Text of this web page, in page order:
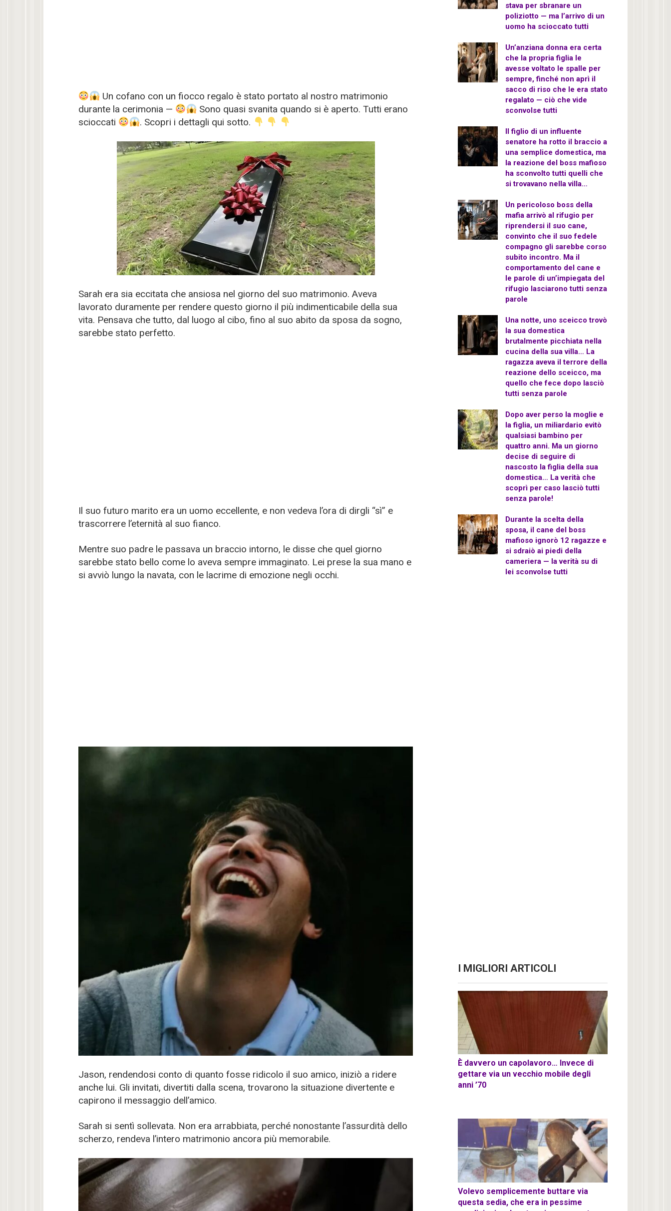
Un cofano con un fiocco regalo è stato portato al nostro matrimonio
durante la cerimonia —
Sono quasi svanita quando si è aperto. Tutti erano
scioccati
. Scopri i dettagli qui sotto.
Sarah era sia eccitata che ansiosa nel giorno del suo matrimonio. Aveva
lavorato duramente per rendere questo giorno il più indimenticabile della sua
vita. Pensava che tutto, dal luogo al cibo, fino al suo abito da sposa da sogno,
sarebbe stato perfetto.
Il suo futuro marito era un uomo eccellente, e non vedeva l’ora di dirgli “sì” e
trascorrere l’eternità al suo fianco.
Mentre suo padre le passava un braccio intorno, le disse che quel giorno
sarebbe stato bello come lo aveva sempre immaginato. Lei prese la sua mano e
si avviò lungo la navata, con le lacrime di emozione negli occhi.
Jason, rendendosi conto di quanto fosse ridicolo il suo amico, iniziò a ridere
anche lui. Gli invitati, divertiti dalla scena, trovarono la situazione divertente e
capirono il messaggio dell’amico.
Sarah si sentì sollevata. Non era arrabbiata, perché nonostante l’assurdità dello
scherzo, rendeva l’intero matrimonio ancora più memorabile.
stava per sbranare un
poliziotto — ma l’arrivo di un
uomo ha scioccato tutti
Un’anziana donna era certa
che la propria figlia le
avesse voltato le spalle per
sempre, finché non aprì il
sacco di riso che le era stato
regalato — ciò che vide
sconvolse tutti
Il figlio di un influente
senatore ha rotto il braccio a
una semplice domestica, ma
la reazione del boss mafioso
ha sconvolto tutti quelli che
si trovavano nella villa…
Un pericoloso boss della
mafia arrivò al rifugio per
riprendersi il suo cane,
convinto che il suo fedele
compagno gli sarebbe corso
subito incontro. Ma il
comportamento del cane e
le parole di un’impiegata del
rifugio lasciarono tutti senza
parole
Una notte, uno sceicco trovò
la sua domestica
brutalmente picchiata nella
cucina della sua villa… La
ragazza aveva il terrore della
reazione dello sceicco, ma
quello che fece dopo lasciò
tutti senza parole
Dopo aver perso la moglie e
la figlia, un miliardario evitò
qualsiasi bambino per
quattro anni. Ma un giorno
decise di seguire di
nascosto la figlia della sua
domestica… La verità che
scoprì per caso lasciò tutti
senza parole!
Durante la scelta della
sposa, il cane del boss
mafioso ignorò 12 ragazze e
si sdraiò ai piedi della
cameriera — la verità su di
lei sconvolse tutti
I MIGLIORI ARTICOLI
È davvero un capolavoro… Invece di
gettare via un vecchio mobile degli
anni ’70
Volevo semplicemente buttare via
questa sedia, che era in pessime